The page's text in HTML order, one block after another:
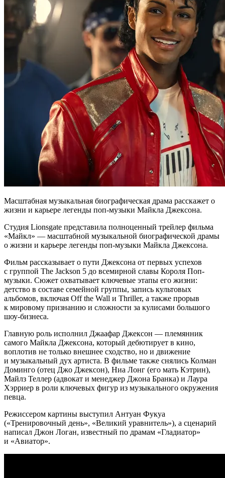
Масштабная музыкальная биографическая драма расскажет о
жизни и карьере легенды поп-музыки Майкла Джексона.
Студия Lionsgate представила полноценный трейлер фильма
«Майкл» — масштабной музыкальной биографической драмы
о жизни и карьере легенды поп-музыки Майкла Джексона.
Фильм рассказывает о пути Джексона от первых успехов
с группой The Jackson 5 до всемирной славы Короля Поп-
музыки. Сюжет охватывает ключевые этапы его жизни:
детство в составе семейной группы, запись культовых
альбомов, включая Off the Wall и Thriller, а также прорыв
к мировому признанию и сложности за кулисами большого
шоу-бизнеса.
Главную роль исполнил Джаафар Джексон — племянник
самого Майкла Джексона, который дебютирует в кино,
воплотив не только внешнее сходство, но и движение
и музыкальный дух артиста. В фильме также снялись Колман
Доминго (отец Джо Джексон), Ниа Лонг (его мать Кэтрин),
Майлз Теллер (адвокат и менеджер Джона Бранка) и Лаура
Хэрриер в роли ключевых фигур из музыкального окружения
певца.
Режиссером картины выступил Антуан Фукуа
(«Тренировочный день», «Великий уравнитель»), а сценарий
написал Джон Логан, известный по драмам «Гладиатор»
и «Авиатор».